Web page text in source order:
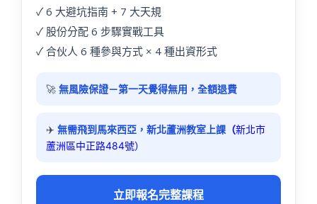
✓ 6 大避坑指南 + 7 大天規
✓ 股份分配 6 步驟實戰工具
✓ 合伙人 6 種參與方式 × 4 種出資形式
🚀無風險保證－第一天覺得無用，全額退費
✈️無需飛到馬來西亞，新北蘆洲教室上課 （新北市
蘆洲區中正路484號）
立即報名完整課程